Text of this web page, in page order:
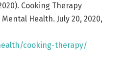
Cooking Therapy
Health. July 20, 2020,
cooking-therapy/